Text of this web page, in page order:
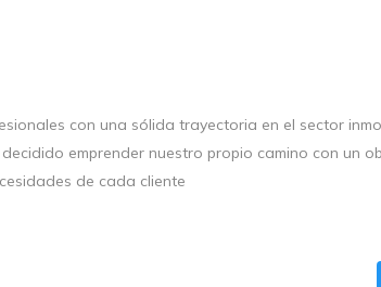
con una sólida trayectoria en el sector
emprender nuestro propio camino con un
de cada cliente